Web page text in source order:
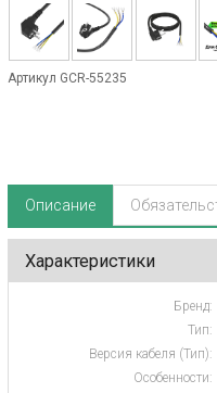
Артикул GCR-55235
Описание
Характеристики
Бренд:
Тип:
Версия кабеля (Тип):
Особенности: